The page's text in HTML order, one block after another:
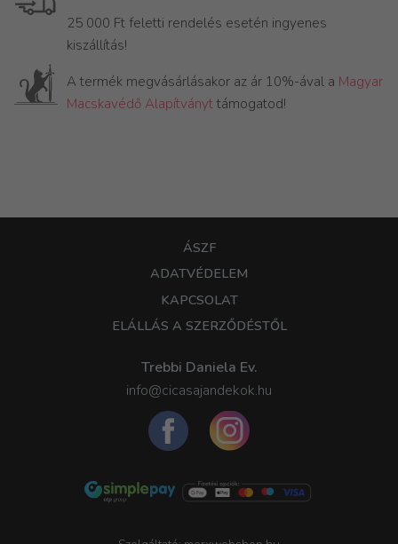
25 000 Ft feletti rendelés esetén ingyenes
kiszállítás!
A termék megvásárlásakor az ár 10%-ával a Magyar
Macskavédő Alapítványt támogatod!
ÁSZF
ADATVÉDELEM
KAPCSOLAT
ELÁLLÁS A SZERZŐDÉSTŐL
Trebbi Daniela Ev.
info@cicasajandekok.hu